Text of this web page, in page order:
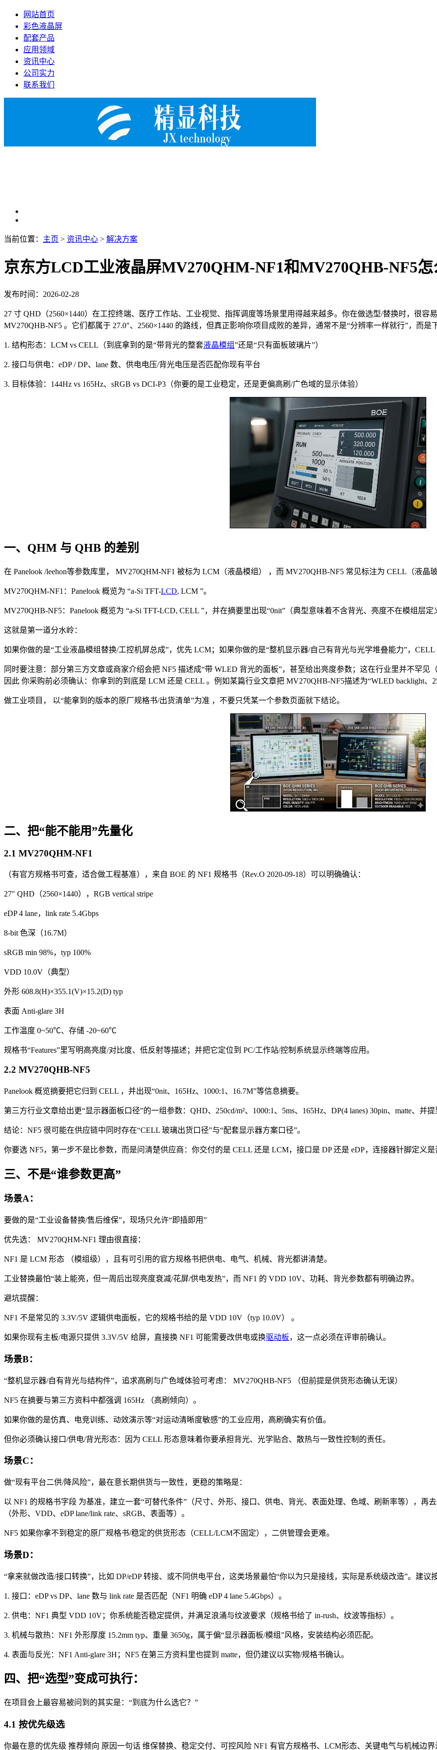
网站首页
彩色液晶屏
配套产品
应用领域
资讯中心
公司实力
联系我们
当前位置： 主页 > 资讯中心 > 解决方案
京东方LCD工业液晶屏MV270QHM-NF1和MV270QHB-NF5怎
发布时间：2026-02-28
27 寸 QHD（2560×1440）在工控终端、医疗工作站、工业视觉、指挥调度等场景里用得越来越多。你在做选型/替换时，很容
MV270QHB-NF5 。它们都属于 27.0"、2560×1440 的路线，但真正影响你项目成败的差异，通常不是“分辨率一样就行”，而是
1. 结构形态：LCM vs CELL（到底拿到的是“带背光的整套液晶模组”还是“只有面板玻璃片”）
2. 接口与供电：eDP / DP、lane 数、供电电压/背光电压是否匹配你现有平台
3. 目标体验：144Hz vs 165Hz、sRGB vs DCI-P3（你要的是工业稳定，还是更偏高刷/广色域的显示体验）
一、QHM 与 QHB 的差别
在 Panelook /leehon等参数库里， MV270QHM-NF1 被标为 LCM（液晶模组） ，而 MV270QHB-NF5 常见标注为 CELL（液晶
MV270QHM-NF1：Panelook 概览为 “a-Si TFT-LCD, LCM ”。
MV270QHB-NF5：Panelook 概览为 “a-Si TFT-LCD, CELL ”，并在摘要里出现“0nit”（典型意味着不含背光、亮度不在模组层定
这就是第一道分水岭：
如果你做的是“工业液晶模组替换/工控机屏总成”，优先 LCM；如果你做的是“整机显示器/自己有背光与光学堆叠能力”，CELL
同时要注意：部分第三方文章或商家介绍会把 NF5 描述成“带 WLED 背光的面板”，甚至给出亮度参数；这在行业里并不罕见
因此 你采购前必须确认：你拿到的到底是 LCM 还是 CELL 。例如某篇行业文章把 MV270QHB-NF5描述为“WLED backlight、
做工业项目， 以“能拿到的版本的原厂规格书/出货清单”为准 ，不要只凭某一个参数页面就下结论。
二、把“能不能用”先量化
2.1 MV270QHM-NF1
（有官方规格书可查，适合做工程基准），来自 BOE 的 NF1 规格书（Rev.O 2020-09-18）可以明确确认：
27" QHD（2560×1440），RGB vertical stripe
eDP 4 lane，link rate 5.4Gbps
8-bit 色深（16.7M）
sRGB min 98%，typ 100%
VDD 10.0V（典型）
外形 608.8(H)×355.1(V)×15.2(D) typ
表面 Anti-glare 3H
工作温度 0~50℃、存储 -20~60℃
规格书“Features”里写明高亮度/对比度、低反射等描述；并把它定位到 PC/工作站/控制系统显示终端等应用。
2.2 MV270QHB-NF5
Panelook 概览摘要把它归到 CELL ，并出现“0nit、165Hz、1000:1、16.7M”等信息摘要。
第三方行业文章给出更“显示器面板口径”的一组参数：QHD、250cd/m²、1000:1、5ms、165Hz、DP(4 lanes) 30pin、matte、并提
结论：NF5 很可能在供应链中同时存在“CELL 玻璃出货口径”与“配套显示器方案口径”。
你要选 NF5，第一步不是比参数，而是问清楚供应商：你交付的是 CELL 还是 LCM，接口是 DP 还是 eDP，连接器针脚定义是
三、不是“谁参数更高”
场景A：
要做的是“工业设备替换/售后维保”，现场只允许“即插即用”
优先选： MV270QHM-NF1 理由很直接：
NF1 是 LCM 形态 （模组级），且有可引用的官方规格书把供电、电气、机械、背光都讲清楚。
工业替换最怕“装上能亮，但一周后出现亮度衰减/花屏/供电发热”，而 NF1 的 VDD 10V、功耗、背光参数都有明确边界。
避坑提醒：
NF1 不是常见的 3.3V/5V 逻辑供电面板，它的规格书给的是 VDD 10V（typ 10.0V） 。
如果你现有主板/电源只提供 3.3V/5V 给屏，直接换 NF1 可能需要改供电或换驱动板，这一点必须在评审前确认。
场景B：
“整机显示器/自有背光与结构件”，追求高刷与广色域体验可考虑： MV270QHB-NF5 （但前提是供货形态确认无误）
NF5 在摘要与第三方资料中都强调 165Hz （高刷倾向）。
如果你做的是仿真、电竞训练、动效演示等“对运动清晰度敏感”的工业应用，高刷确实有价值。
但你必须确认接口/供电/背光形态：因为 CELL 形态意味着你要承担背光、光学贴合、散热与一致性控制的责任。
场景C：
做“现有平台二供/降风险”，最在意长期供货与一致性，更稳的策略是：
以 NF1 的规格书字段 为基准，建立一套“可替代条件”（尺寸、外形、接口、供电、背光、表面处理、色域、刷新率等），再
（外形、VDD、eDP lane/link rate、sRGB、表面等）。
NF5 如果你拿不到稳定的原厂规格书/稳定的供货形态（CELL/LCM不固定），二供管理会更难。
场景D：
“拿来就做改造/接口转换”，比如 DP/eDP 转接、或不同供电平台，这类场景最怕“你以为只是接线，实际是系统级改造”。建议
1. 接口：eDP vs DP、lane 数与 link rate 是否匹配（NF1 明确 eDP 4 lane 5.4Gbps）。
2. 供电：NF1 典型 VDD 10V；你系统能否稳定提供，并满足浪涌与纹波要求（规格书给了 in-rush、纹波等指标）。
3. 机械与散热：NF1 外形厚度 15.2mm typ、重量 3650g，属于偏“显示器面板/模组”风格，安装结构必须匹配。
4. 表面与反光：NF1 Anti-glare 3H；NF5 在第三方资料里也提到 matte，但仍建议以实物/规格书确认。
四、把“选型”变成可执行：
在项目会上最容易被问到的其实是：“到底为什么选它？”
4.1 按优先级选
你最在意的优先级 推荐倾向 原因一句话 维保替换、稳定交付、可控风险 NF1 有官方规格书、LCM形态、关键电气与机械边